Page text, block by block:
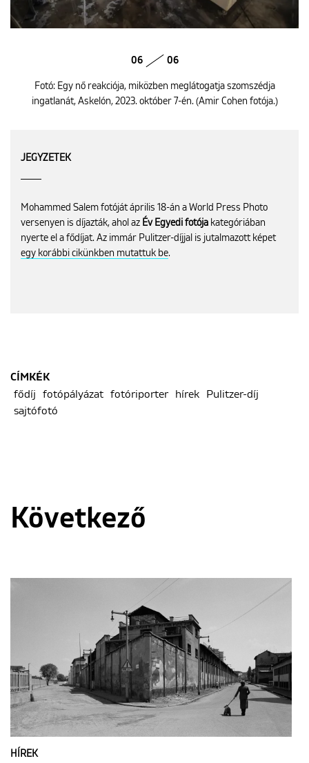
06 06
Fotó: Egy nő reakciója, miközben meglátogatja szomszédja
ingatlanát, Askelón, 2023. október 7-én. (Amir Cohen fotója.)
JEGYZETEK
Mohammed Salem fotóját április 18-án a World Press Photo
versenyen is díjazták, ahol az Év Egyedi fotója kategóriában
nyerte el a fődíjat. Az immár Pulitzer-díjjal is jutalmazott képet
egy korábbi cikünkben mutattuk be.
CÍMKÉK
fődíj
fotópályázat fotóriporter hírek
Pulitzer-díj
sajtófotó
Következő
HÍREK